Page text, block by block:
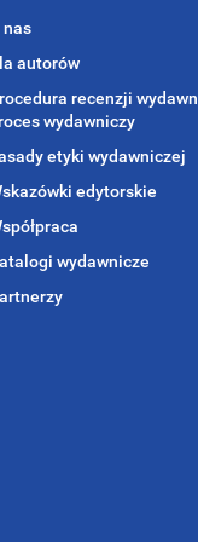
nas
autorów
recenzji
wydawniczy
etyki wydawniczej
edytorskie
wydawnicze